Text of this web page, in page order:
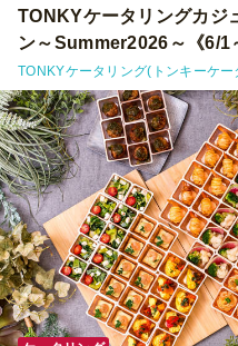
TONKYケータリングカジ
ン～Summer2026～《6/1
TONKYケータリング(トンキーケー